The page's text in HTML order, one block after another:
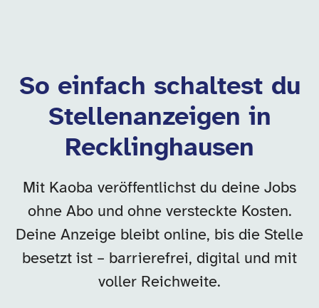
So einfach schaltest du
Stellenanzeigen in
Recklinghausen
Mit Kaoba veröffentlichst du deine Jobs
ohne Abo und ohne versteckte Kosten.
Deine Anzeige bleibt online, bis die Stelle
besetzt ist – barrierefrei, digital und mit
voller Reichweite.